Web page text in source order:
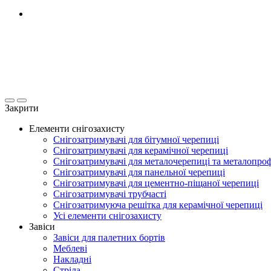
Закрити
Елементи снігозахисту
Снігозатримувачі для бітумної черепиці
Снігозатримувачі для керамічної черепиці
Снігозатримувачі для металочерепиці та
Снігозатримувачі для панельної черепиці
Снігозатримувачі для цементно-піщаної черепиці
Снігозатримувачі трубчасті
Снігозатримуюча решітка для керамічної черепиці
Усі елементи снігозахисту
Завіси
Завіси для палетних бортів
Меблеві
Накладні